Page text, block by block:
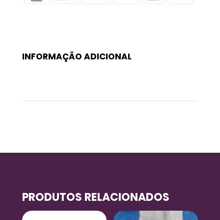
INFORMAÇÃO ADICIONAL
PRODUTOS RELACIONADOS